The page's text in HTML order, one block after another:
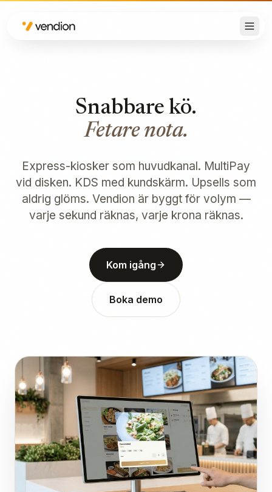
Snabbare kö.
Fetare nota.
Express-kiosker som huvudkanal. MultiPay
vid disken. KDS med kundskärm. Upsells som
aldrig glöms. Vendion är byggt för volym —
varje sekund räknas, varje krona räknas.
Kom igång
Boka demo